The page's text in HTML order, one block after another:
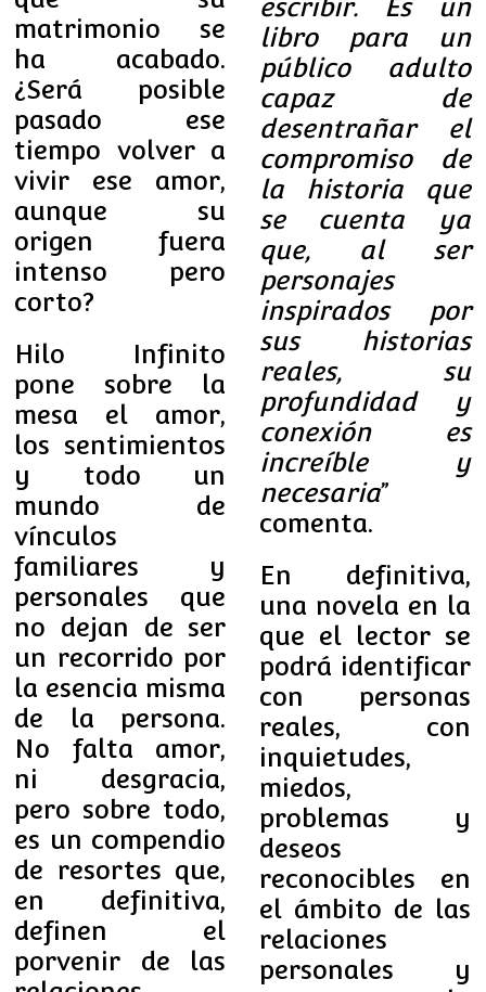
matrimonio se
ha acabado.
¿Será posible
pasado ese
tiempo volver a
vivir ese amor,
aunque su
origen fuera
intenso pero
corto?
Hilo Infinito
pone sobre la
mesa el amor,
los sentimientos
y todo un
mundo de
vínculos
familiares y
personales que
no dejan de ser
un recorrido por
la esencia misma
de la persona.
No falta amor,
ni desgracia,
pero sobre todo,
es un compendio
de resortes que,
en definitiva,
definen el
porvenir de las
escribir. Es un
libro para un
público adulto
capaz de
desentrañar el
compromiso de
la historia que
se cuenta ya
que, al ser
personajes
inspirados por
sus historias
reales, su
profundidad y
conexión es
increíble y
necesaria”
comenta.
En definitiva,
una novela en la
que el lector se
podrá identificar
con personas
reales, con
inquietudes,
miedos,
problemas y
deseos
reconocibles en
el ámbito de las
relaciones
personales y